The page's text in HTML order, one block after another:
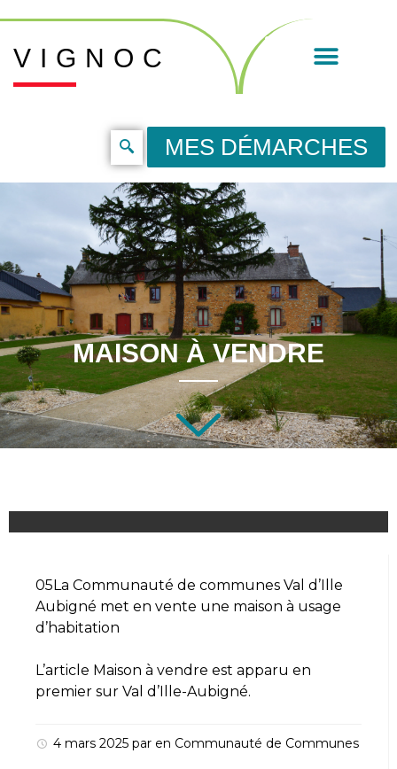
VIGNOC
MES DÉMARCHES
MAISON À VENDRE
05La Communauté de communes Val d’Ille
Aubigné met en vente une maison à usage
d’habitation
L’article Maison à vendre est apparu en
premier sur Val d’Ille-Aubigné.
4 mars 2025 par en Communauté de Communes